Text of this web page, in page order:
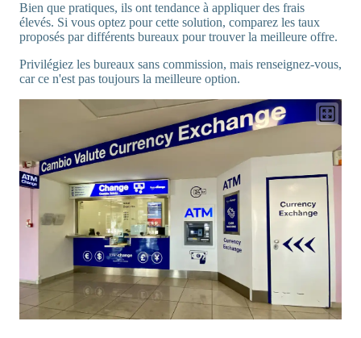
Bien que pratiques, ils ont tendance à appliquer des frais
élevés. Si vous optez pour cette solution, comparez les taux
proposés par différents bureaux pour trouver la meilleure offre.
Privilégiez les bureaux sans commission, mais renseignez-vous,
car ce n'est pas toujours la meilleure option.